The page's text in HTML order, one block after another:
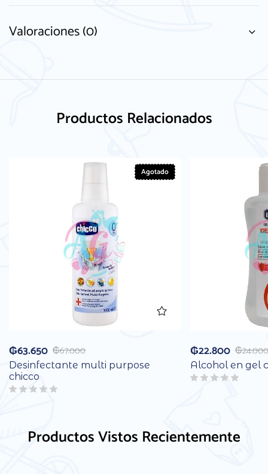
Valoraciones (0)
Productos Relacionados
Agotado
₲67.000
₲63.650
Desinfectante multi purpose
chicco
₲24.000
₲22.800
Alcohol en gel
Productos Vistos Recientemente